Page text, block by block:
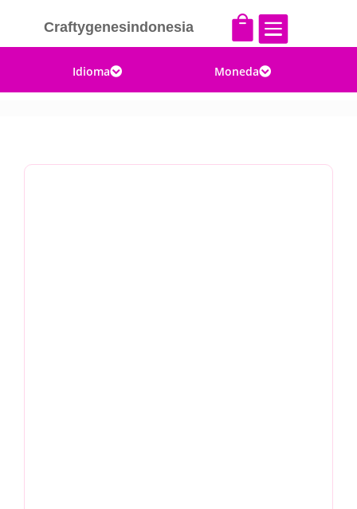
Craftygenesindonesia  
Idioma Moneda